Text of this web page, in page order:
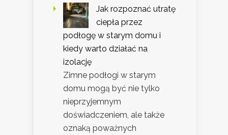
Jak rozpoznać utratę
ciepła przez
podłogę w starym domu i
kiedy warto działać na
izolację
Zimne podłogi w starym
domu mogą być nie tylko
nieprzyjemnym
doświadczeniem, ale także
oznaką poważnych